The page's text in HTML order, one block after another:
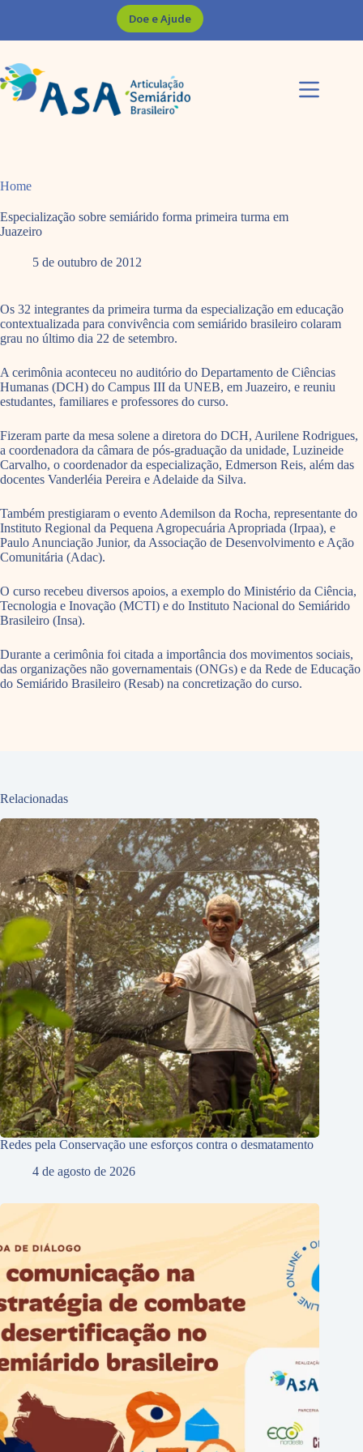
Doe e Ajude
Home
Especialização sobre semiárido forma primeira turma em
Juazeiro
5 de outubro de 2012
Os 32 integrantes da primeira turma da especialização em educação
contextualizada para convivência com semiárido brasileiro colaram
grau no último dia 22 de setembro.
A cerimônia aconteceu no auditório do Departamento de Ciências
Humanas (DCH) do Campus III da UNEB, em Juazeiro, e reuniu
estudantes, familiares e professores do curso.
Fizeram parte da mesa solene a diretora do DCH, Aurilene Rodrigues,
a coordenadora da câmara de pós-graduação da unidade, Luzineide
Carvalho, o coordenador da especialização, Edmerson Reis, além das
docentes Vanderléia Pereira e Adelaide da Silva.
Também prestigiaram o evento Ademilson da Rocha, representante do
Instituto Regional da Pequena Agropecuária Apropriada (Irpaa), e
Paulo Anunciação Junior, da Associação de Desenvolvimento e Ação
Comunitária (Adac).
O curso recebeu diversos apoios, a exemplo do Ministério da Ciência,
Tecnologia e Inovação (MCTI) e do Instituto Nacional do Semiárido
Brasileiro (Insa).
Durante a cerimônia foi citada a importância dos movimentos sociais,
das organizações não governamentais (ONGs) e da Rede de Educação
do Semiárido Brasileiro (Resab) na concretização do curso.
Relacionadas
Redes pela Conservação une esforços contra o desmatamento
4 de agosto de 2026